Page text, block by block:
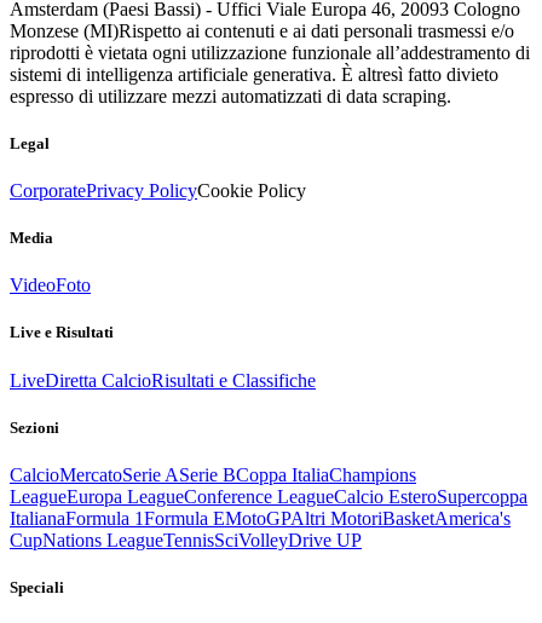
Amsterdam (Paesi Bassi) - Uffici Viale Europa 46, 20093 Cologno
Monzese (MI)Rispetto ai contenuti e ai dati personali trasmessi e/o
riprodotti è vietata ogni utilizzazione funzionale all’addestramento di
sistemi di intelligenza artificiale generativa. È altresì fatto divieto
espresso di utilizzare mezzi automatizzati di data scraping.
Legal
CorporatePrivacy PolicyCookie Policy
Media
VideoFoto
Live e Risultati
LiveDiretta CalcioRisultati e Classifiche
Sezioni
CalcioMercatoSerie ASerie BCoppa ItaliaChampions
LeagueEuropa LeagueConference LeagueCalcio EsteroSupercoppa
ItalianaFormula 1Formula EMotoGPAltri MotoriBasketAmerica's
CupNations LeagueTennisSciVolleyDrive UP
Speciali